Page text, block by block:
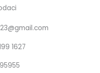
a
r
a
m
1627